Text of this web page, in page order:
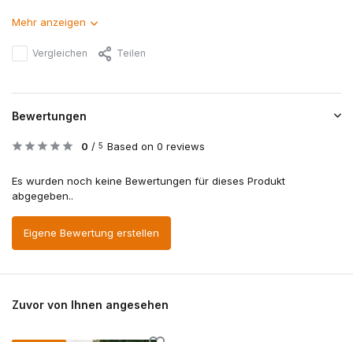
Mehr anzeigen
Vergleichen Teilen
Bewertungen
0 / 5 Based on 0 reviews
Es wurden noch keine Bewertungen für dieses Produkt
abgegeben..
Eigene Bewertung erstellen
Zuvor von Ihnen angesehen